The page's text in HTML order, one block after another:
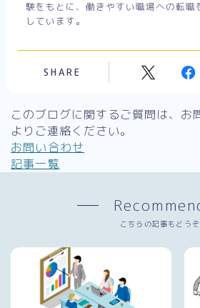
験をもとに、働きやすい職場への転職
しています。
SHARE
このブログに関するご質問は、お
よりご連絡ください。
お問い合わせ
記事一覧
こちらの記事もどうぞ